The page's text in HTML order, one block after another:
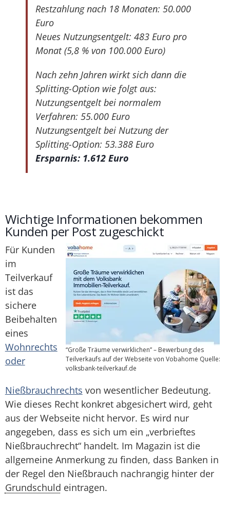
Restzahlung nach 18 Monaten: 50.000
Euro
Neues Nutzungsentgelt: 483 Euro pro
Monat (5,8 % von 100.000 Euro)
Nach zehn Jahren wirkt sich dann die
Splitting-Option wie folgt aus:
Nutzungsentgelt bei normalem
Verfahren: 55.000 Euro
Nutzungsentgelt bei Nutzung der
Splitting-Option: 53.388 Euro
Ersparnis: 1.612 Euro
Wichtige Informationen bekommen
Kunden per Post zugeschickt
“Große Träume verwirklichen” – Bewerbung des
Teilverkaufs auf der Webseite von Vobahome Quelle:
volksbank-teilverkauf.de
Für Kunden
im
Teilverkauf
ist das
sichere
Beibehalten
eines
Wohnrechts
oder
Nießbrauchrechts von wesentlicher Bedeutung.
Wie dieses Recht konkret abgesichert wird, geht
aus der Webseite nicht hervor. Es wird nur
angegeben, dass es sich um ein „verbrieftes
Nießbrauchrecht“ handelt. Im Magazin ist die
allgemeine Anmerkung zu finden, dass Banken in
der Regel den Nießbrauch nachrangig hinter der
Grundschuld eintragen.